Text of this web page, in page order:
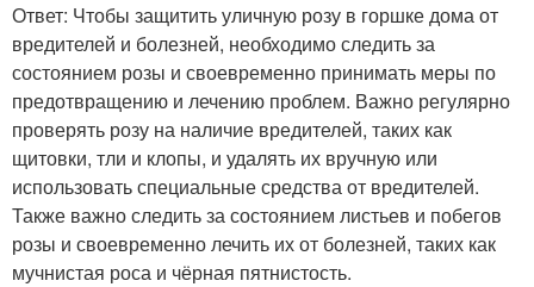
Ответ: Чтобы защитить уличную розу в горшке дома от
вредителей и болезней, необходимо следить за
состоянием розы и своевременно принимать меры по
предотвращению и лечению проблем. Важно регулярно
проверять розу на наличие вредителей, таких как
щитовки, тли и клопы, и удалять их вручную или
использовать специальные средства от вредителей.
Также важно следить за состоянием листьев и побегов
розы и своевременно лечить их от болезней, таких как
мучнистая роса и чёрная пятнистость.